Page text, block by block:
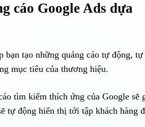
cáo Google Ads dựa
tạo những quảng cáo tự động, tự
mục tiêu của thương hiệu.
tìm kiếm thích ứng của Google sẽ
tự động hiển thị tới tập khách hàng